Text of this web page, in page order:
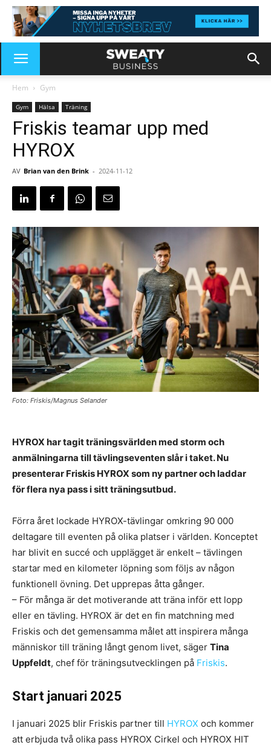
Hem Gym
Gym Hälsa Träning
Friskis teamar upp med
HYROX
AV Brian van den Brink - 2024-11-12
Foto: Friskis/Magnus Selander
HYROX har tagit träningsvärlden med storm och
anmälningarna till tävlingseventen slår i taket. Nu
presenterar Friskis HYROX som ny partner och laddar
för flera nya pass i sitt träningsutbud.
Förra året lockade HYROX-tävlingar omkring 90 000
deltagare till eventen på olika platser i världen. Konceptet
har blivit en succé och upplägget är enkelt – tävlingen
startar med en kilometer löpning som följs av någon
funktionell övning. Det upprepas åtta gånger.
– För många är det motiverande att träna inför ett lopp
eller en tävling. HYROX är det en fin matchning med
Friskis och det gemensamma målet att inspirera många
människor till träning långt genom livet, säger Tina
Uppfeldt, chef för träningsutvecklingen på Friskis.
Start januari 2025
I januari 2025 blir Friskis partner till HYROX och kommer
att erbjuda två olika pass HYROX Cirkel och HYROX HIT